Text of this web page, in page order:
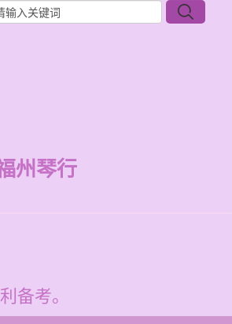
州琴行
备考。